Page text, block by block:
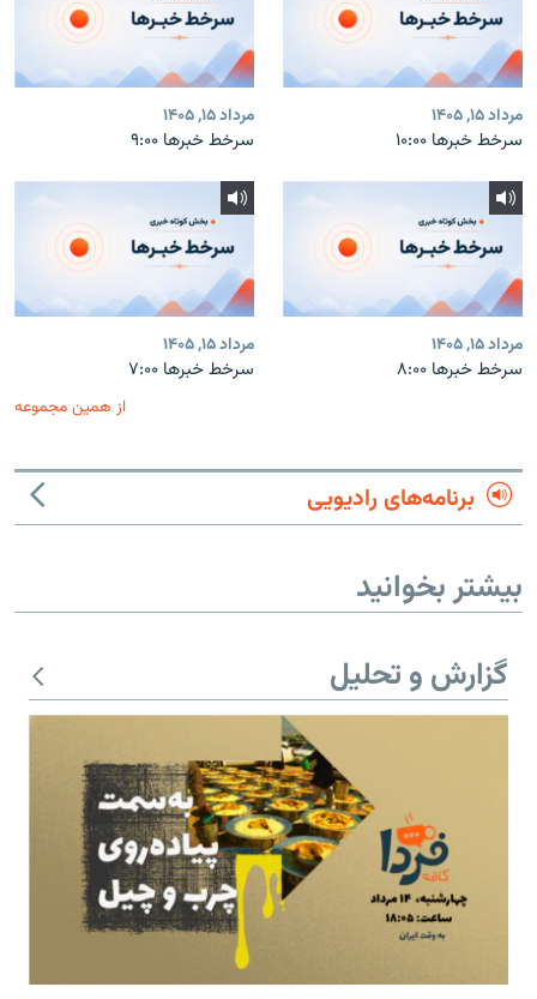
مرداد ۱۵, ۱۴۰۵
سرخط خبرها ۱۰:۰۰
مرداد ۱۵, ۱۴۰۵
سرخط خبرها ۹:۰۰
مرداد ۱۵, ۱۴۰۵
سرخط خبرها ۸:۰۰
مرداد ۱۵, ۱۴۰۵
سرخط خبرها ۷:۰۰
از همین مجموعه
برنامه‌های رادیویی
بیشتر بخوانید
گزارش و تحلیل